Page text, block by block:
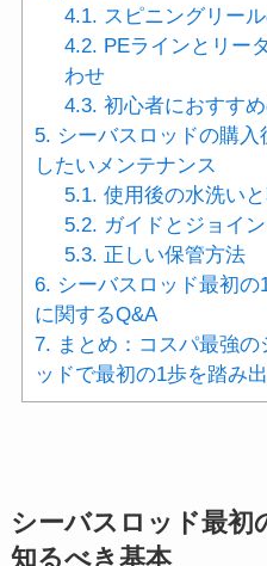
4.1. スピニングリー
4.2. PEラインとリー
わせ
4.3. 初心者におすす
5. シーバスロッドの購入
したいメンテナンス
5.1. 使用後の水洗い
5.2. ガイドとジョイ
5.3. 正しい保管方法
6. シーバスロッド最初の
に関するQ&A
7. まとめ：コスパ最強の
ッドで最初の1歩を踏み
シーバスロッド最初
知るべき基本